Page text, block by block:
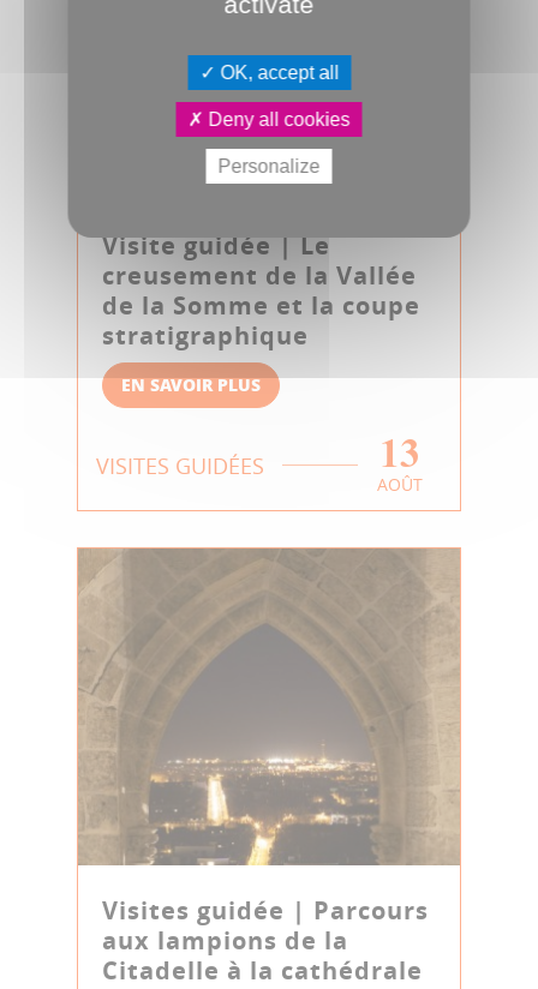
Visite guidée | Le
creusement de la Vallée
de la Somme et la coupe
stratigraphique
EN SAVOIR PLUS
VISITES GUIDÉES 13
AOÛT
Visites guidée | Parcours
aux lampions de la
Citadelle à la cathédrale
OK, accept all
Deny all cookies
Personalize